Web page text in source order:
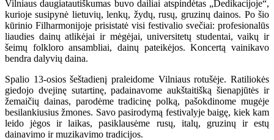
Vilniaus daugiatautiškumas buvo dailiai atspindėtas „Dedikacijoje“,
kurioje susipynė lietuvių, lenkų, žydų, rusų, gruzinų dainos. Po šio
kūrinio Filharmonijoje prisistatė visi festivalio svečiai: profesionalūs
liaudies dainų atlikėjai ir mėgėjai, universitetų studentai, vaikų ir
šeimų folkloro ansambliai, dainų pateikėjos. Koncertą vainikavo
bendra dalyvių daina.
Spalio 13-osios šeštadienį praleidome Vilniaus rotušėje. Ratiliokės
giedojo dvejinę sutartinę, padainavome aukštaitišką šienapjūtės ir
žemaičių dainas, parodėme tradicinę polką, pašokdinome mugėje
besilankiusius žmones. Savo pasirodymą festivalyje baigę, kiek kam
leido jėgos ir laikas, pasiklausėme rusų, italų, gruzinų ir estų
dainavimo ir muzikavimo tradicijos.